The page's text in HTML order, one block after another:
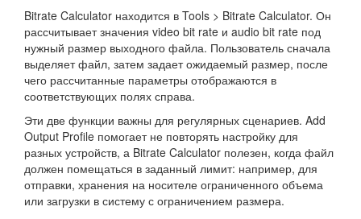
Bitrate Calculator находится в Tools > Bitrate Calculator. Он
рассчитывает значения video bit rate и audio bit rate под
нужный размер выходного файла. Пользователь сначала
выделяет файл, затем задает ожидаемый размер, после
чего рассчитанные параметры отображаются в
соответствующих полях справа.
Эти две функции важны для регулярных сценариев. Add
Output Profile помогает не повторять настройку для
разных устройств, а Bitrate Calculator полезен, когда файл
должен помещаться в заданный лимит: например, для
отправки, хранения на носителе ограниченного объема
или загрузки в систему с ограничением размера.